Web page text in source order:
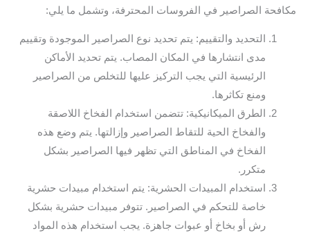
مكافحة الصراصير في الفروسات المحترفة، وتشمل ما يلي:
التحديد والتقييم: يتم تحديد نوع الصراصير الموجودة وتقييم
مدى انتشارها في المكان المصاب. يتم تحديد الأماكن
الرئيسية التي يجب التركيز عليها للتخلص من الصراصير
ومنع تكاثرها.
الطرق الميكانيكية: تتضمن استخدام الفخاخ اللاصقة
والفخاخ الحية للتقاط الصراصير وإزالتها. يتم وضع هذه
الفخاخ في المناطق التي تظهر فيها الصراصير بشكل
متكرر.
استخدام المبيدات الحشرية: يتم استخدام مبيدات حشرية
خاصة للتحكم في الصراصير. تتوفر مبيدات حشرية بشكل
رش أو بخاخ أو عبوات جاهزة. يجب استخدام هذه المواد